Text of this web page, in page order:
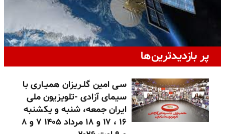
پر بازدیدترین‌ها
سـی امین گلـریزان همیـاری با
سیمای آزادی -تلویزیون ملی
ایران جمعه، شنبه و یکشنبه
۱۶ ، ۱۷ و ۱۸ مرداد ۱۴۰۵ ۷ و ۸